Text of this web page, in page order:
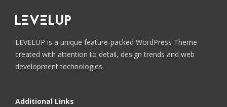
LEVELUP is a unique feature-packed WordPress Theme
created with attention to detail, design trends and web
development technologies.
Additional Links